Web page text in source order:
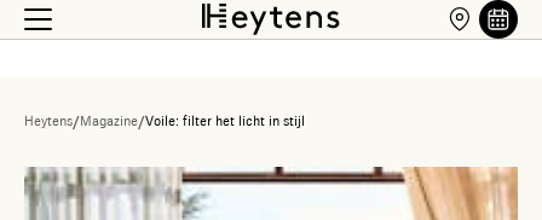
Heytens/Magazine/Voile: filter het licht in stijl